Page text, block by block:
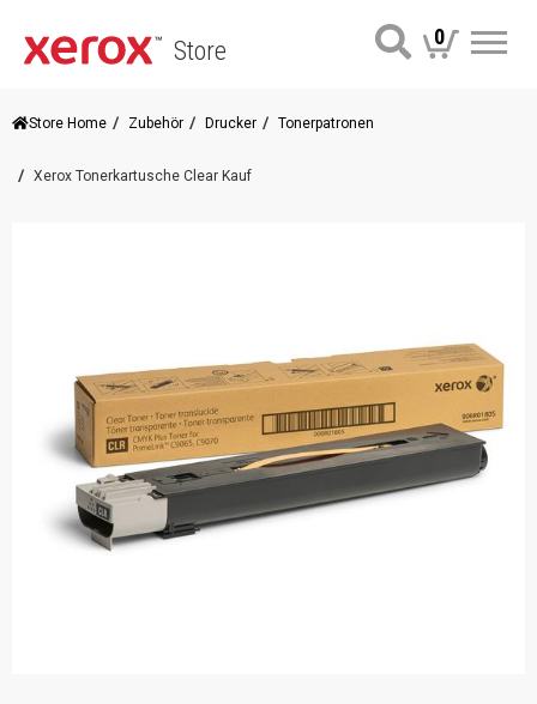
Store 0
Store Home Zubehör Drucker Tonerpatronen
Xerox Tonerkartusche Clear Kauf